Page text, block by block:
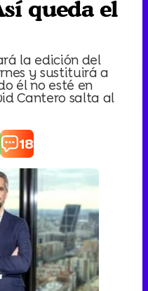
queda el
la edición del
y sustituirá a
él no esté en
Cantero salta al
18